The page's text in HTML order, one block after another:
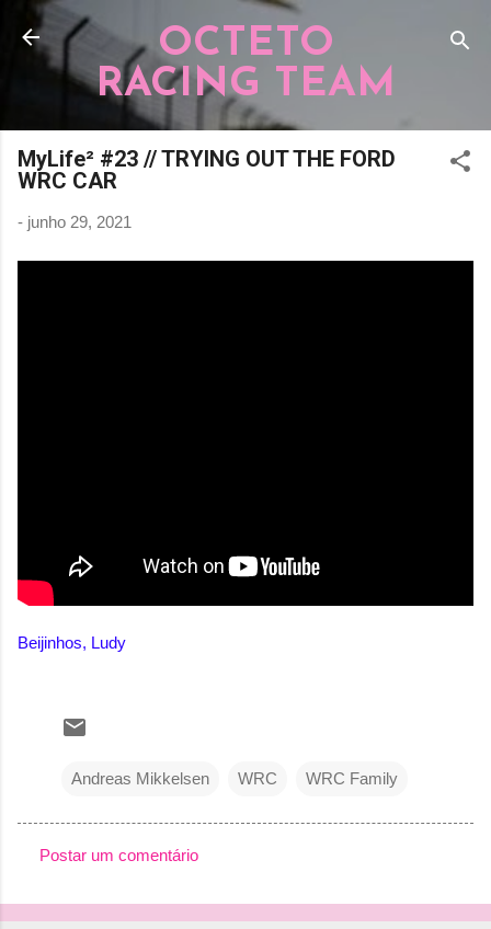
Pular para o conteúdo principal
OCTETO
RACING TEAM
MyLife² #23 // TRYING OUT THE FORD
WRC CAR
- junho 29, 2021
Beijinhos, Ludy
Andreas Mikkelsen WRC WRC Family
o
Postar um comentário